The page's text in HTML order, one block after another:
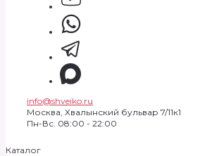
info@shveiko.ru
Москва, Хвалынский бульвар 7/11к1
Пн-Вс. 08:00 - 22:00
Каталог